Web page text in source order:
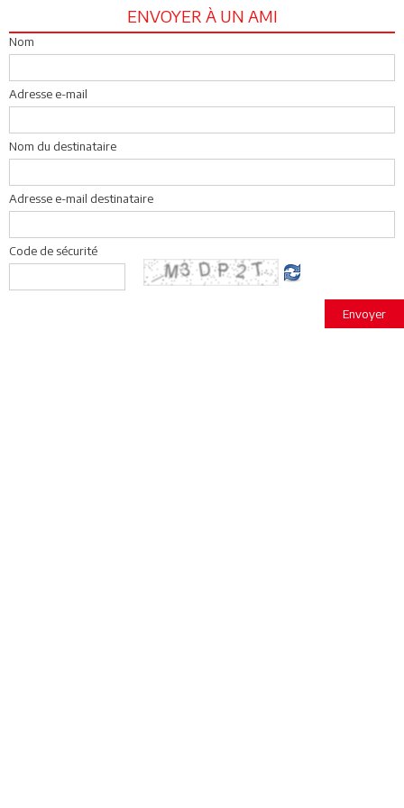
ENVOYER À UN AMI
Nom
Adresse e-mail
Nom du destinataire
Adresse e-mail destinataire
Code de sécurité
Envoyer